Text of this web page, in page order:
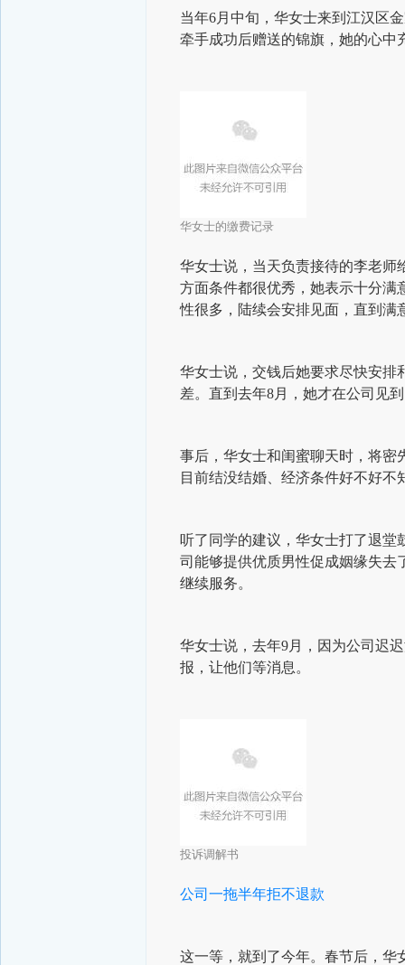
当年6月中旬， 华女士来到江汉区
牵手成功后赠送的锦旗，她的心中
华女士的缴费记录
华女士说，当天负责接待的李老师
方面条件都很优秀，她表示十分满
性很多，陆续会安排见面，直到满
华女士说，交钱后她要求尽快安排
差。直到去年8月，她才在公司见
事后，华女士和闺蜜聊天时，将密
目前结没结婚、经济条件好不好
听了同学的建议，华女士打了退
司能够提供优质男性促成姻缘失去
继续服务。
华女士说，去年9月，因为公司迟
报，让他们等消息。
投诉调解书
公司一拖半年拒不退款
这一等，就到了今年。春节后，华